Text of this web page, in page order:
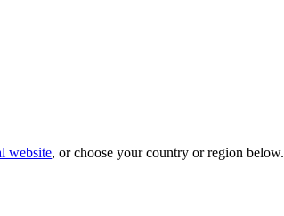
website, or choose your country or region below.